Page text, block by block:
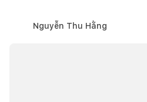
Nguyễn Thu Hằng